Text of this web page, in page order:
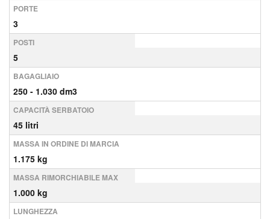
PORTE
3
POSTI
5
BAGAGLIAIO
250 - 1.030 dm3
CAPACITÀ SERBATOIO
45 litri
MASSA IN ORDINE DI MARCIA
1.175 kg
MASSA RIMORCHIABILE MAX
1.000 kg
LUNGHEZZA